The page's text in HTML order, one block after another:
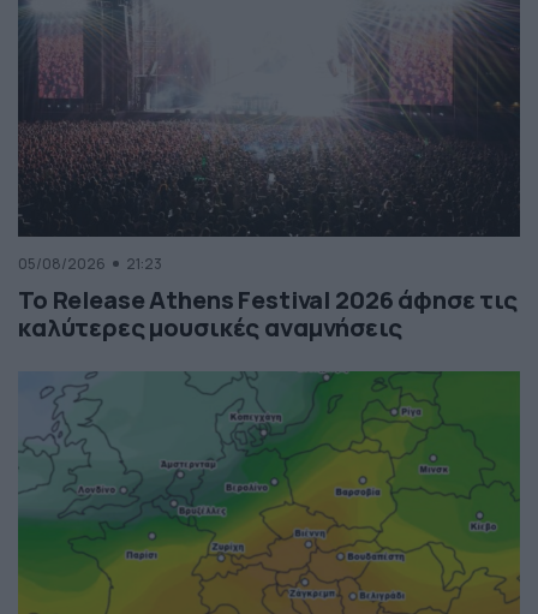
05/08/2026 21:23
Το Release Athens Festival 2026 άφησε τις
καλύτερες μουσικές αναμνήσεις